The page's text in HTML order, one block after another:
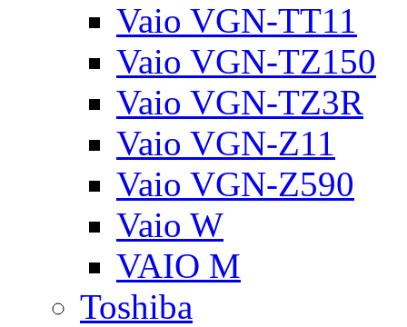
Vaio VGN-TT11
Vaio VGN-TZ150
Vaio VGN-TZ3R
Vaio VGN-Z11
Vaio VGN-Z590
Vaio W
VAIO M
Toshiba